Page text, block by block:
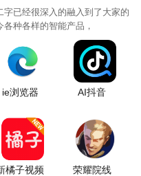
已经很深入的融入到了大家的
种各样的智能产品，
ie浏览器 AI抖音
橘子视频 荣耀院线